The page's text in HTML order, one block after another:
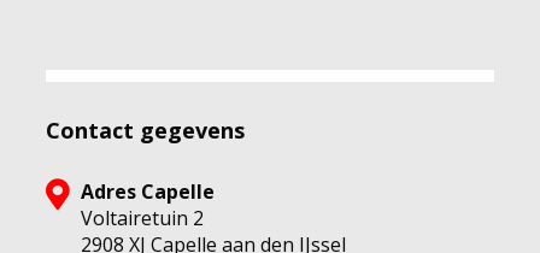
Contact gegevens
Adres Capelle
Voltairetuin 2
2908 XJ Capelle aan den IJssel